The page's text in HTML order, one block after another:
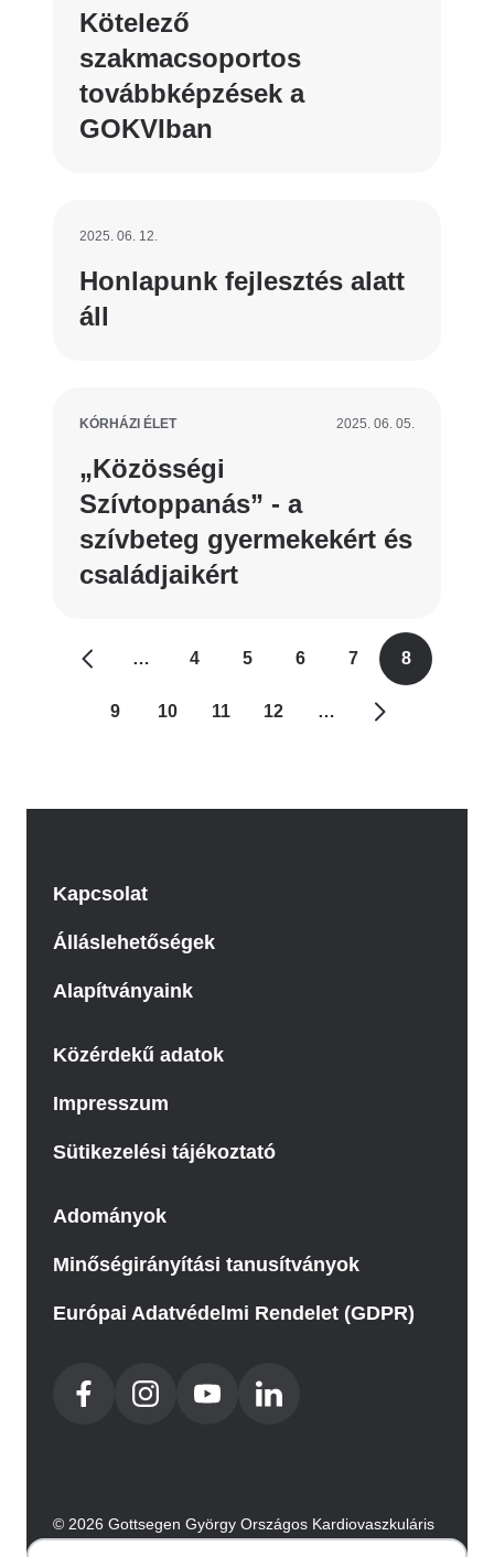
Kötelező
szakmacsoportos
továbbképzések a
GOKVIban
2025. 06. 12.
Honlapunk fejlesztés alatt
áll
KÓRHÁZI ÉLET 2025. 06. 05.
„Közösségi
Szívtoppanás” - a
szívbeteg gyermekekért és
családjaikért
Oldalszámozás
…
Oldal
4
Oldal
5
Oldal
6
Oldal
7
Jelenlegi
8
Oldal
9
Oldal
10
Oldal
11
Oldal
12 …
Kapcsolat
Álláslehetőségek
Alapítványaink
Közérdekű adatok
Impresszum
Sütikezelési tájékoztató
Adományok
Minőségirányítási tanusítványok
Európai Adatvédelmi Rendelet (GDPR)
© 2026 Gottsegen György Országos Kardiovaszkuláris
Intézet. Minden jog fenntartva.